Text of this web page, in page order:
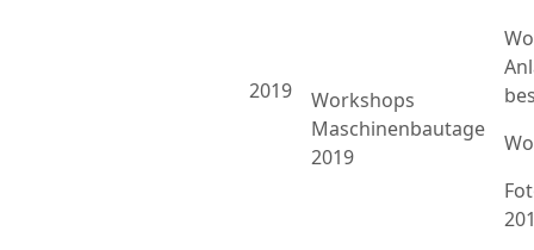
2019
Workshops
Maschinenbautage
2019